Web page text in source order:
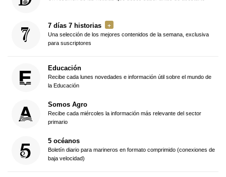
7 días 7 historias
Una selección de los mejores contenidos de la semana, exclusiva
para suscriptores
Educación
Recibe cada lunes novedades e información útil sobre el mundo de
la Educación
Somos Agro
Recibe cada miércoles la información más relevante del sector
primario
5 océanos
Boletín diario para marineros en formato comprimido (conexiones de
baja velocidad)